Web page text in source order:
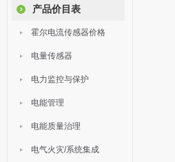
产品价目表
霍尔电流传感器价格
电量传感器
电力监控与保护
电能管理
电能质量治理
电气火灾/系统集成